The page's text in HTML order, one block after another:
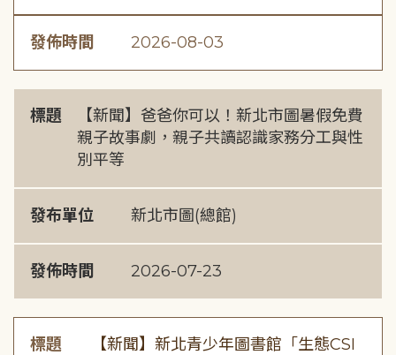
發佈時間 2026-08-03
標題
【新聞】爸爸你可以！新北市圖暑假免費
親子故事劇，親子共讀認識家務分工與性
別平等
發布單位 新北市圖(總館)
發佈時間 2026-07-23
標題
【新聞】新北青少年圖書館「生態CSI